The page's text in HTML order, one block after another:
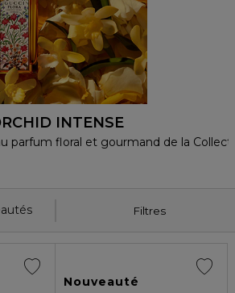
INTENSE
parfum floral et gourmand de la
Filtres
Nouveauté